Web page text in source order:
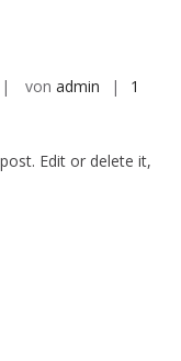
von admin
1
Edit or delete it,